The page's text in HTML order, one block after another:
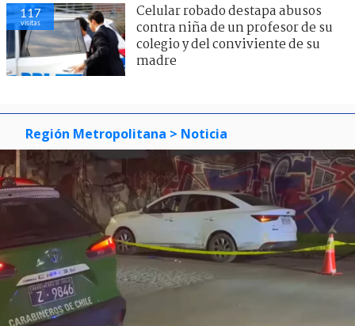
117
visitas
Celular robado destapa abusos
contra niña de un profesor de su
colegio y del conviviente de su
madre
Región Metropolitana > Noticia